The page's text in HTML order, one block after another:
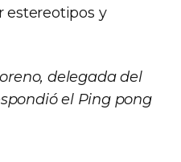
estereotipos y
delegada del
el Ping pong